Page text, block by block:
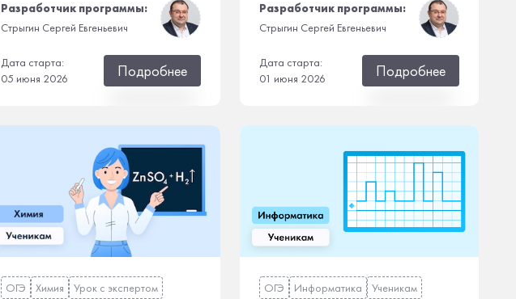
Разработчик программы:
Стрыгин Сергей Евгеньевич
Дата старта:
05 июня 2026
Подробнее
Разработчик программы:
Стрыгин Сергей Евгеньевич
Дата старта:
01 июня 2026
Подробнее
ОГЭ Химия Урок с экспертом ОГЭ Информатика Ученикам